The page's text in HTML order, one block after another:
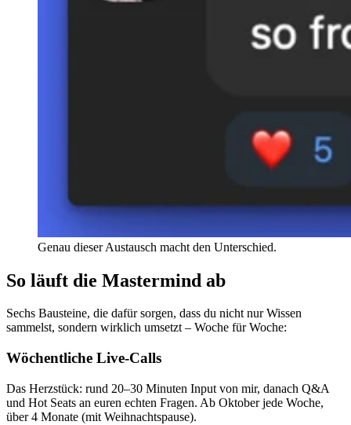
Genau dieser Austausch macht den Unterschied.
So läuft die Mastermind ab
Sechs Bausteine, die dafür sorgen, dass du nicht nur Wissen
sammelst, sondern wirklich umsetzt – Woche für Woche:
Wöchentliche Live-Calls
Das Herzstück: rund 20–30 Minuten Input von mir, danach Q&A
und Hot Seats an euren echten Fragen. Ab Oktober jede Woche,
über 4 Monate (mit Weihnachtspause).